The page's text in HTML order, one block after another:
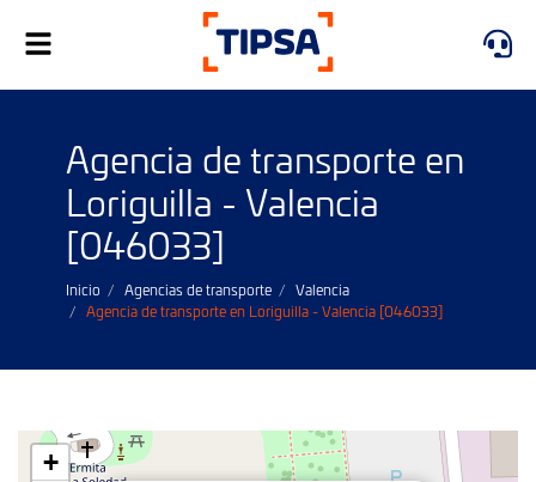
Alternar
navegación
Agencia de transporte en
Loriguilla - Valencia
[046033]
Inicio Agencias de transporte
Valencia
Agencia de transporte en Loriguilla - Valencia [046033]
+